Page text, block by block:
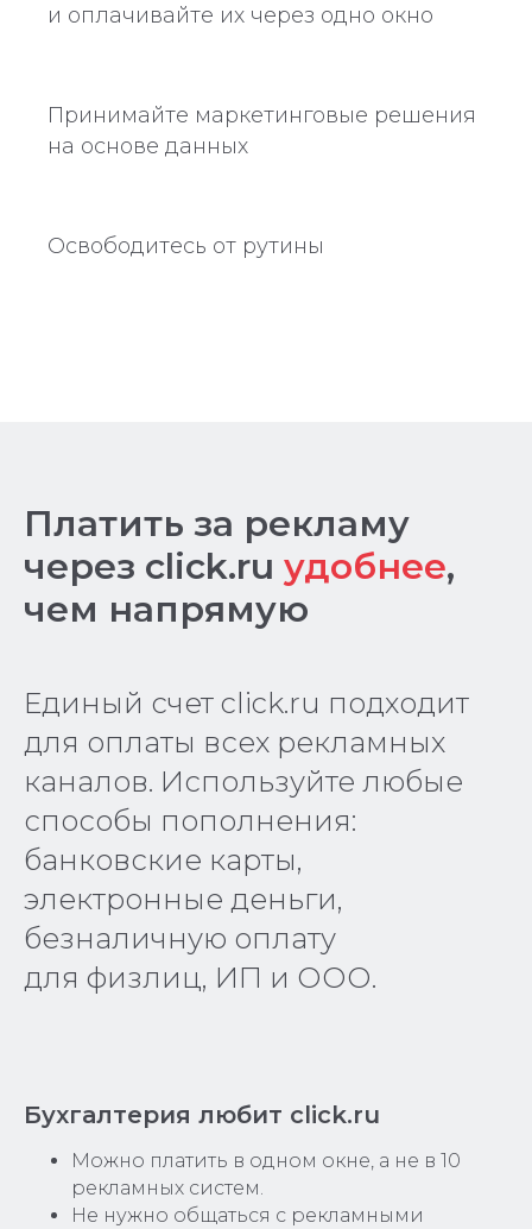
и оплачивайте их через одно окно
Принимайте маркетинговые решения
на основе данных
Освободитесь от рутины
Платить за рекламу
через click.ru удобнее,
чем напрямую
Единый счет click.ru подходит
для оплаты всех рекламных
каналов. Используйте любые
способы пополнения:
банковские карты,
электронные деньги,
безналичную оплату
для физлиц, ИП и ООО.
Бухгалтерия любит click.ru
Можно платить в одном окне, а не в 10
рекламных систем.
Не нужно общаться с рекламными